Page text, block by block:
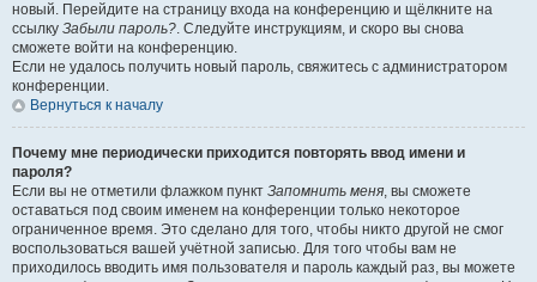
новый. Перейдите на страницу входа на конференцию и щёлкните на
ссылку Забыли пароль?. Следуйте инструкциям, и скоро вы снова
сможете войти на конференцию.
Если не удалось получить новый пароль, свяжитесь с администратором
конференции.
Вернуться к началу
Почему мне периодически приходится повторять ввод имени и
пароля?
Если вы не отметили флажком пункт Запомнить меня, вы сможете
оставаться под своим именем на конференции только некоторое
ограниченное время. Это сделано для того, чтобы никто другой не смог
воспользоваться вашей учётной записью. Для того чтобы вам не
приходилось вводить имя пользователя и пароль каждый раз, вы можете